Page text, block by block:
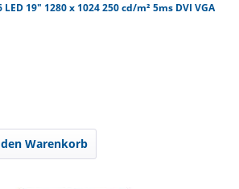
19" 1280 x 1024 250 cd/m² 5ms DVI VGA
Warenkorb